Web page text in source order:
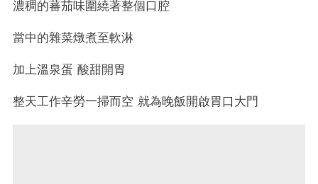
濃稠的蕃茄味圍繞著整個口腔
當中的雜菜燉煮至軟淋
加上溫泉蛋 酸甜開胃
整天工作辛勞一掃而空 就為晚飯開啟胃口大門